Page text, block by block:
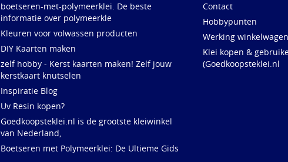
boetseren-met-polymeerklei. De beste
informatie over polymeerkle
Kleuren voor volwassen producten
DIY Kaarten maken
zelf hobby - Kerst kaarten maken! Zelf jouw
kerstkaart knutselen
Inspiratie Blog
Uv Resin kopen?
Goedkoopsteklei.nl is de grootste kleiwinkel
van Nederland,
Boetseren met Polymeerklei: De Ultieme Gids
Contact
Hobbypunten
Werking
Klei kopen &
(Goedkoopsteklei.nl